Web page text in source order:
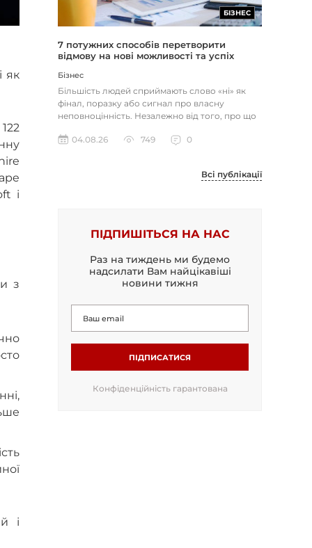
як
і
з
і
БІЗНЕС
7 потужних способів перетворити
відмову на нові можливості та успіх
Бізнес
Більшість людей сприймають слово «ні» як
фінал, поразку або сигнал про власну
неповноцінність. Незалежно від того, про що
04.08.26
749 0
Всі публікації
ПІДПИШІТЬСЯ НА НАС
Раз на тиждень ми будемо
надсилати Вам найцікавіші
новини тижня
ПІДПИСАТИСЯ
Конфіденційність гарантована